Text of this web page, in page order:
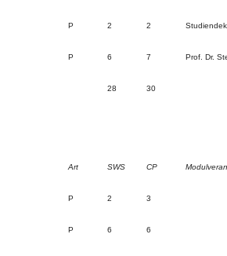
P 2 2
P 6 7 Prof. Dr.
28 30
Art SWS CP
P 2 3
P 6 6